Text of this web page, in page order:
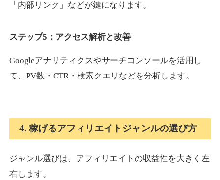
「内部リンク」などが鍵になります。
ステップ5：アクセス解析と改善
Googleアナリティクスやサーチコンソールを活用し
て、PV数・CTR・検索クエリなどを分析します。
4. 稼げるアフィリエイトジャンルの選び方
ジャンル選びは、アフィリエイトの収益性を大きく左
右します。